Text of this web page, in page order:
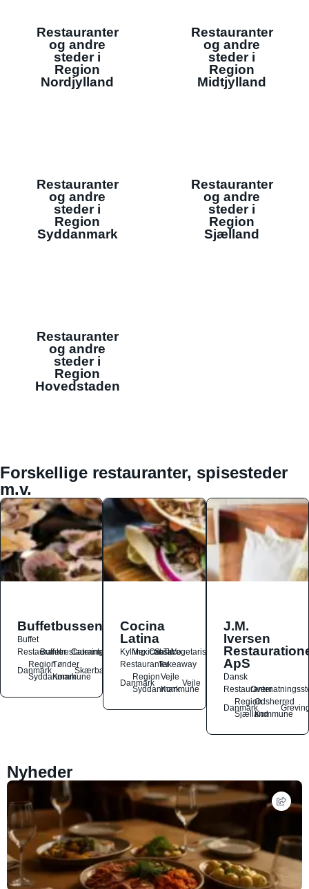
Restauranter
og andre
steder i
Region
Nordjylland
Restauranter
og andre
steder i
Region
Midtjylland
Restauranter
og andre
steder i
Region
Syddanmark
Restauranter
og andre
steder i
Region
Sjælland
Restauranter
og andre
steder i
Region
Hovedstaden
Forskellige restauranter, spisesteder
m.v.
Buffetbussen
Buffet
Restauranter
Buffetrestauranter
Catering
Danmark
Region
Syddanmark
Tønder
Kommune
Skærbæk
Cocina
Latina
Kylling
Mexicansk
OstSalat
TacoVegetarisk
RestauranterTakeaway
Danmark
Region
Syddanmark
Vejle
Kommune
Vejle
J.M.
Iversen
ApS
Dansk
Restauranter
Danmark
Region
Sjælland
Odsherred
Kommune
Nyheder